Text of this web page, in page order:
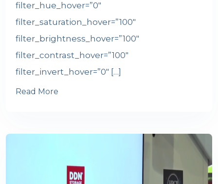
filter_hue_hover=”0″
filter_saturation_hover=”100″
filter_brightness_hover=”100″
filter_contrast_hover=”100″
filter_invert_hover=”0″ […]
Read More